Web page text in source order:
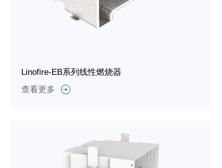
Linofire-EB系列线性燃烧器
查看更多